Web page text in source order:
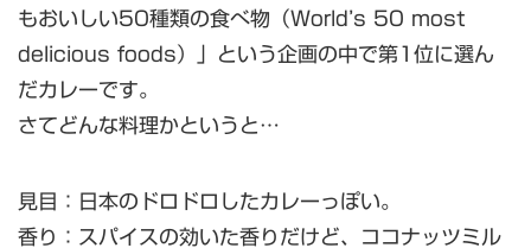
もおいしい50種類の食べ物（World’s 50 most
delicious foods）」という企画の中で第1位に選ん
だカレーです。
さてどんな料理かというと…
見目：日本のドロドロしたカレーっぽい。
香り：スパイスの効いた香りだけど、ココナッツミル